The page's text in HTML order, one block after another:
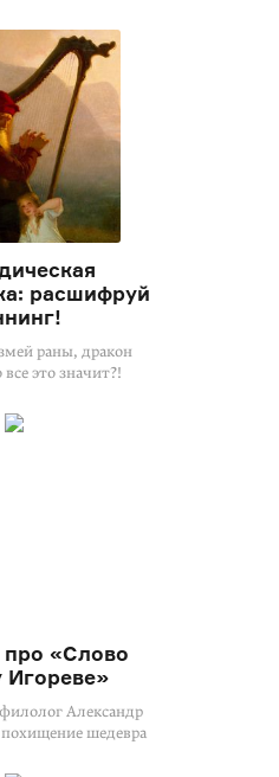
расшифруй
раны, дракон
это значит?!
про «Слово
Игореве»
Александр
шедевра